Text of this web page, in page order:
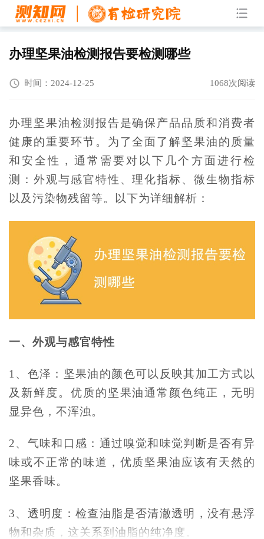
办理坚果油检测报告要检测哪些
时间：2024-12-25 1068次阅读
办理坚果油检测报告是确保产品品质和消费者
健康的重要环节。为了全面了解坚果油的质量
和安全性，通常需要对以下几个方面进行检
测：外观与感官特性、理化指标、微生物指标
以及污染物残留等。以下为详细解析：
一、外观与感官特性
1、色泽：坚果油的颜色可以反映其加工方式以
及新鲜度。优质的坚果油通常颜色纯正，无明
显异色，不浑浊。
2、气味和口感：通过嗅觉和味觉判断是否有异
味或不正常的味道，优质坚果油应该有天然的
坚果香味。
3、透明度：检查油脂是否清澈透明，没有悬浮
物和杂质，这关系到油脂的纯净度。